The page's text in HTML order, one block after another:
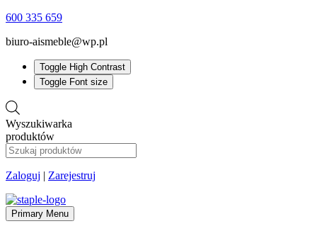
600 335 659
biuro-aismeble@wp.pl
Toggle High Contrast
Toggle Font size
Wyszukiwarka
produktów
Zaloguj | Zarejestruj
Primary Menu